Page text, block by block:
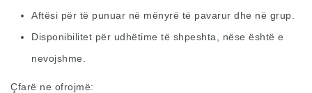
Aftësi për të punuar në mënyrë të pavarur dhe në grup.
Disponibilitet për udhëtime të shpeshta, nëse është e
nevojshme.
Çfarë ne ofrojmë: